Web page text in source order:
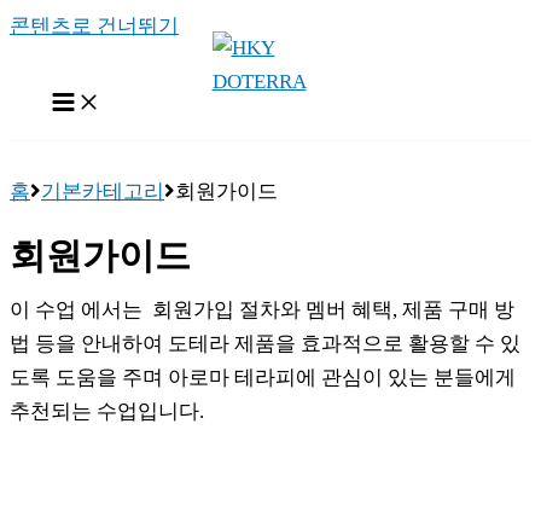
콘텐츠로 건너뛰기
홈 기본카테고리 회원가이드
회원가이드
이 수업 에서는 회원가입 절차와 멤버 혜택, 제품 구매 방
법 등을 안내하여 도테라 제품을 효과적으로 활용할 수 있
도록 도움을 주며 아로마 테라피에 관심이 있는 분들에게
추천되는 수업입니다.